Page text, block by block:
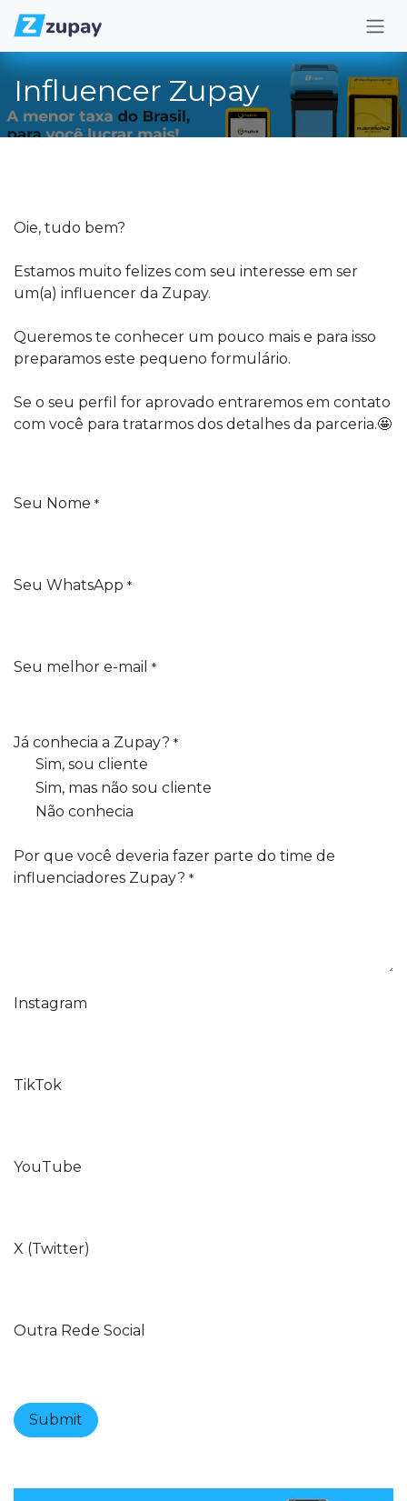
Skip to Content
Influencer Zupay
Oie, tudo bem?
Estamos muito felizes com seu interesse em ser
um(a) influencer da Zupay.
Queremos te conhecer um pouco mais e para isso
preparamos este pequeno formulário.
Se o seu perfil for aprovado entraremos em contato
com você para tratarmos dos detalhes da parceria.🤩
Seu Nome *
Seu WhatsApp *
Seu melhor e-mail *
Já conhecia a Zupay? *
Sim, sou cliente
Sim, mas não sou cliente
Não conhecia
Por que você deveria fazer parte do time de
influenciadores Zupay? *
Instagram
TikTok
YouTube
X (Twitter)
Outra Rede Social
Submit